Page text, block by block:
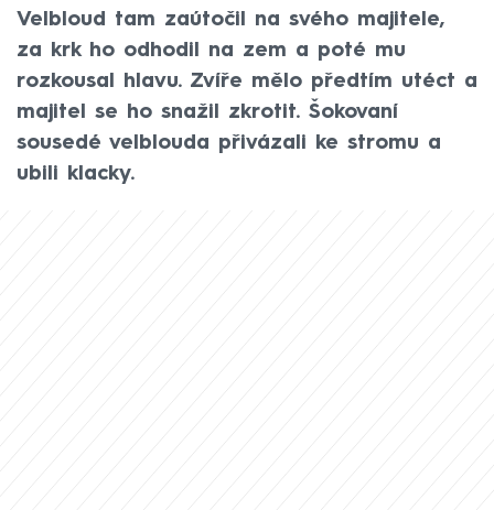
Velbloud tam zaútočil na svého majitele,
za krk ho odhodil na zem a poté mu
rozkousal hlavu. Zvíře mělo předtím utéct a
majitel se ho snažil zkrotit. Šokovaní
sousedé velblouda přivázali ke stromu a
ubili klacky.